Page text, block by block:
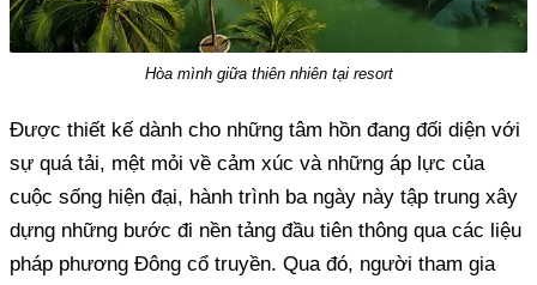
Hòa mình giữa thiên nhiên tại resort
Được thiết kế dành cho những tâm hồn đang đối diện với
sự quá tải, mệt mỏi về cảm xúc và những áp lực của
cuộc sống hiện đại, hành trình ba ngày này tập trung xây
dựng những bước đi nền tảng đầu tiên thông qua các liệu
pháp phương Đông cổ truyền. Qua đó, người tham gia